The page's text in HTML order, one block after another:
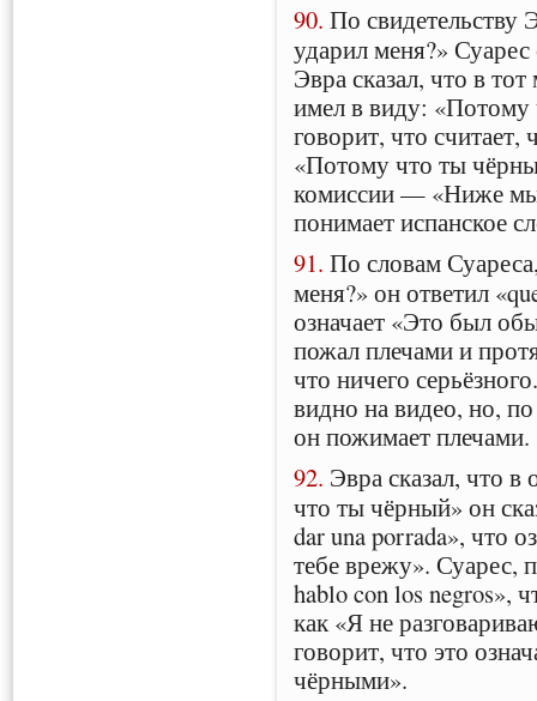
90. По свидетельству
ударил меня?» Суарес
Эвра сказал, что в
имел в виду: «Потому
говорит, что
«Потому что ты
комиссии — «Ниже мы
понимает испанское
91. По словам
меня?» он ответил
означает «Это был
пожал плечами и
что ничего
видно на видео, но,
он пожимает плечами.
92. Эвра сказал, что
что ты чёрный» он
dar una porrada», что
тебе врежу». Суарес,
hablo con los negros»,
как «Я не
говорит, что это
чёрными».